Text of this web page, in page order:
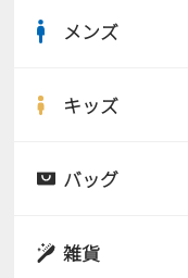
サンダル
スニーカー
メンズ
サンダル
キッズ
サンダル
バッグ
雑貨